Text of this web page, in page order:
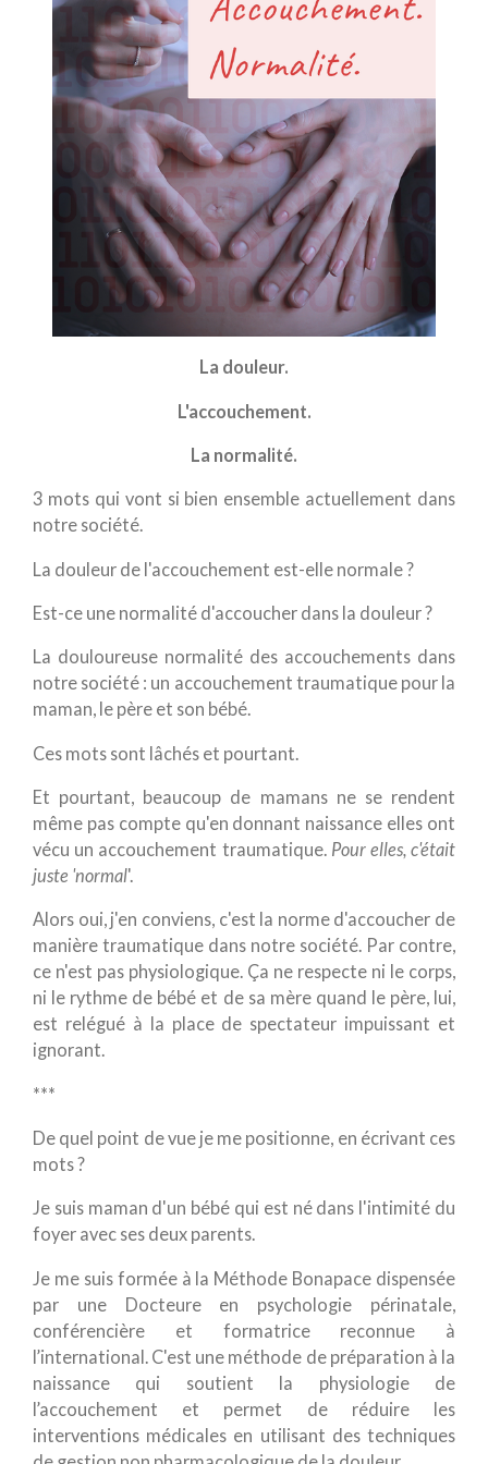
La douleur.
L'accouchement.
La normalité.
3 mots qui vont si bien ensemble actuellement dans
notre société.
La douleur de l'accouchement est-elle normale ?
Est-ce une normalité d'accoucher dans la douleur ?
La douloureuse normalité des accouchements dans
notre société : un accouchement traumatique pour la
maman, le père et son bébé.
Ces mots sont lâchés et pourtant.
Et pourtant, beaucoup de mamans ne se rendent
même pas compte qu'en donnant naissance elles ont
vécu un accouchement traumatique. Pour elles, c'était
juste 'normal'.
Alors oui, j'en conviens, c'est la norme d'accoucher de
manière traumatique dans notre société. Par contre,
ce n'est pas physiologique. Ça ne respecte ni le corps,
ni le rythme de bébé et de sa mère quand le père, lui,
est relégué à la place de spectateur impuissant et
ignorant.
***
De quel point de vue je me positionne, en écrivant ces
mots ?
Je suis maman d'un bébé qui est né dans l'intimité du
foyer avec ses deux parents.
Je me suis formée à la Méthode Bonapace dispensée
par une Docteure en psychologie périnatale,
conférencière et formatrice reconnue à
l’international. C'est une méthode de préparation à la
naissance qui soutient la physiologie de
l’accouchement et permet de réduire les
interventions médicales en utilisant des techniques